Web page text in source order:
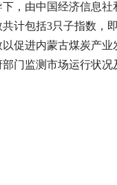
，由中国经济信息
计包括3只子指数，即
促进内蒙古煤炭产
门监测市场运行状况